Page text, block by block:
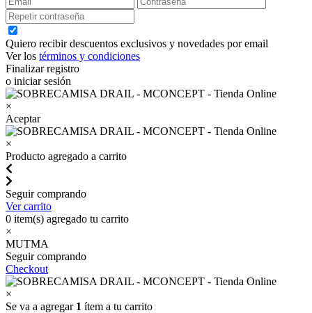
Quiero recibir descuentos exclusivos y novedades por email
Ver los términos y condiciones
Finalizar registro
o iniciar sesión
×
Aceptar
×
Producto agregado a carrito
Seguir comprando
Ver carrito
0 item(s) agregado tu carrito
×
MUTMA
Seguir comprando
Checkout
×
Se va a agregar 1 ítem a tu carrito